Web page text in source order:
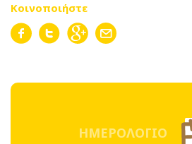
Κοινοποιήστε
ΗΜΕΡΟΛΟΓΙΟ